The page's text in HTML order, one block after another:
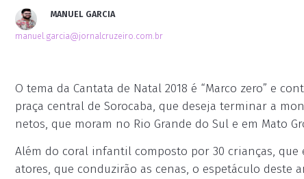
MANUEL GARCIA
manuel.garcia@jornalcruzeiro.com.br
O tema da Cantata de Natal 2018 é “Marco zero” e
praça central de Sorocaba, que deseja terminar a
netos, que moram no Rio Grande do Sul e em Mato
Além do coral infantil composto por 30 crianças,
atores, que conduzirão as cenas, o espetáculo deste